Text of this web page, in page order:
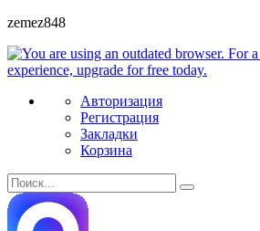
zemez848
Авторизация
Регистрация
Закладки
Корзина